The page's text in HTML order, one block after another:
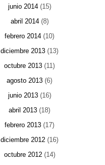
junio 2014(15)
abril 2014(8)
febrero 2014 (10)
diciembre 2013 (13)
octubre 2013 (11)
agosto 2013 (6)
junio 2013(16)
abril 2013 (18)
febrero 2013 (17)
diciembre 2012 (16)
octubre 2012(14)